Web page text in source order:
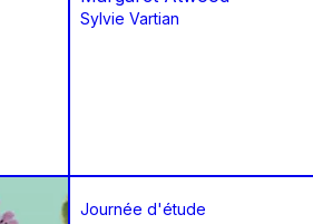
Sylvie Vartian
Journée d'étude